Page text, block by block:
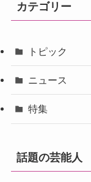
カテゴリー
トピック
ニュース
特集
話題の芸能人